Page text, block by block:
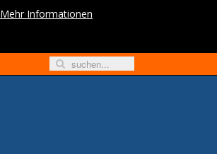
Mehr Informationen